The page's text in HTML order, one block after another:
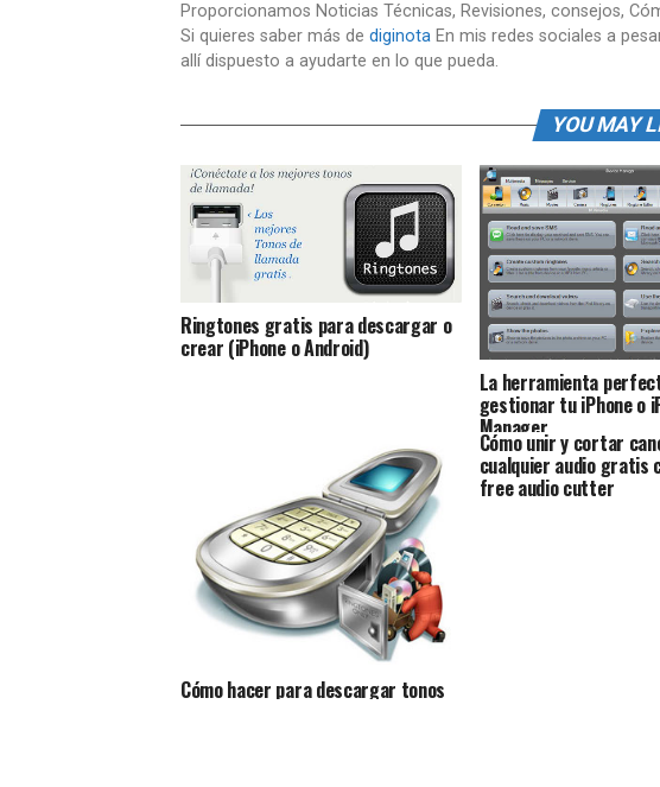
Proporcionamos Noticias Técnicas, Revisiones, consejos,
Si quieres saber más de diginota En mis redes sociales a
allí dispuesto a ayudarte en lo que pueda.
YOU MAY
Ringtones gratis para descargar o
crear (iPhone o Android)
La herramienta
gestionar tu iPhone o
Manager
Cómo hacer para descargar tonos
Cómo unir y cortar
cualquier audio gratis
free audio cutter